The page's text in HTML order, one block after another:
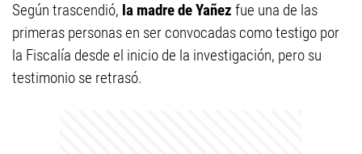
Según trascendió, la madre de Yañez fue una de las
primeras personas en ser convocadas como testigo por
la Fiscalía desde el inicio de la investigación, pero su
testimonio se retrasó.